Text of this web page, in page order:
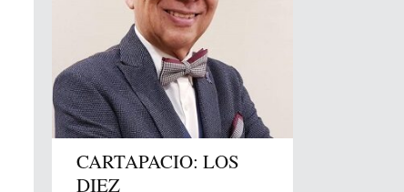
CARTAPACIO: LOS
DIEZ